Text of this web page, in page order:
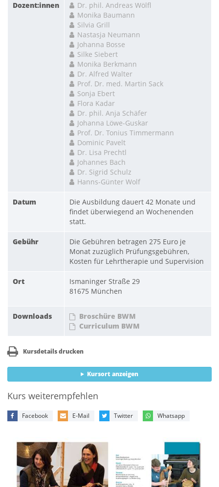
Dozent:innen
Dr. phil. Andreas Wölfl
Monika Baumann
Silvia Grill
Nastasja Neumann
Johanna Bosse
Silke Siebert
Monika Berkmann
Dr. Alfred Walter
Prof. Dr. med. Martin Sack
Sonja Ebert
Flora Kadar
Dr. phil. Anja Schäfer
Johanna Löwe-Guskar
Prof. Dr. Tonius Timmermann
Dominic Pavelt
Dr. Lisa Prechtl
Johannes Bach
Dr. Sigrid Schulz
Hanns-Günter Wolf
Datum
Die Ausbildung dauert 42 Monate und
findet überwiegend an Wochenenden
statt.
Gebühr
Die Gebühren betragen 275 Euro je
Monat zuzüglich Prüfungsgebühren,
Kosten für Lehrtherapie und Supervision
Ort
Ismaninger Straße 29
81675 München
Downloads
Broschüre BWM
Curriculum BWM
Kursdetails drucken
Kursort anzeigen
Kurs weiterempfehlen
Facebook E-Mail Twitter Whatsapp